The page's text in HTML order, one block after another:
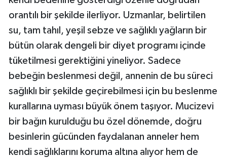
orantılı bir şekilde ilerliyor. Uzmanlar, belirtilen
su, tam tahıl, yeşil sebze ve sağlıklı yağların bir
bütün olarak dengeli bir diyet programı içinde
tüketilmesi gerektiğini yineliyor. Sadece
bebeğin beslenmesi değil, annenin de bu süreci
sağlıklı bir şekilde geçirebilmesi için bu beslenme
kurallarına uyması büyük önem taşıyor. Mucizevi
bir bağın kurulduğu bu özel dönemde, doğru
besinlerin gücünden faydalanan anneler hem
kendi sağlıklarını koruma altına alıyor hem de